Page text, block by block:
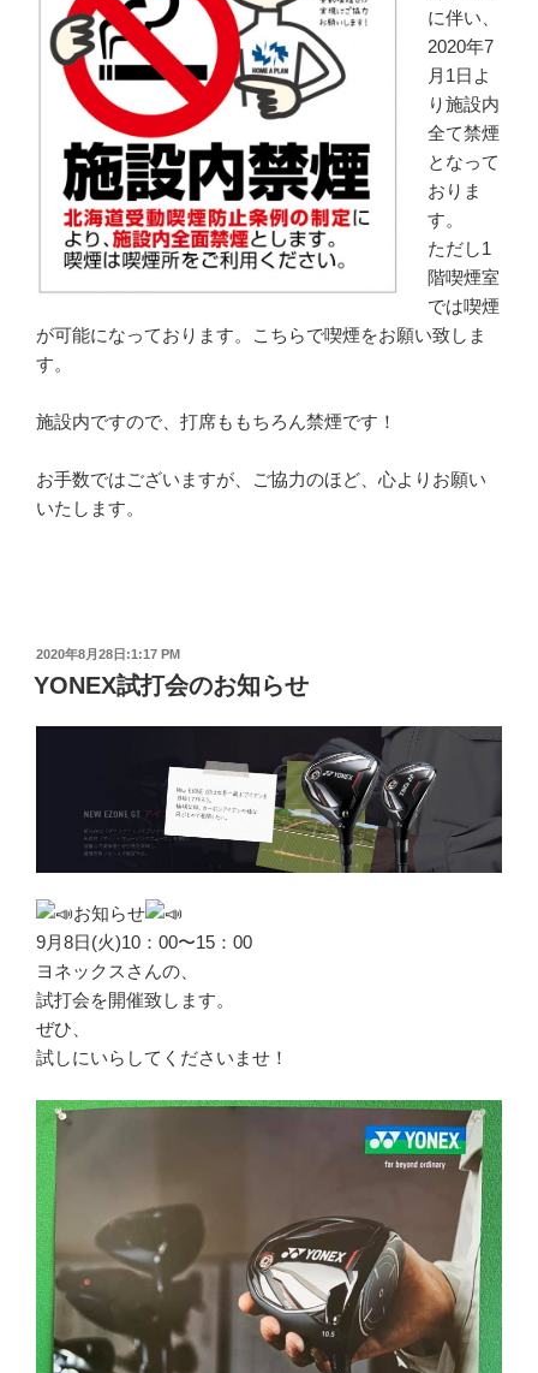
に伴い、
2020年7
月1日よ
り施設内
全て禁煙
となって
おりま
す。
ただし1
階喫煙室
では喫煙
が可能になっております。こちらで喫煙をお願い致しま
す。
施設内ですので、打席ももちろん禁煙です！
お手数ではございますが、ご協力のほど、心よりお願い
いたします。
投
稿
日:
2020年8月28日:1:17 PM
YONEX試打会のお知らせ
お知らせ
9月8日(火)10：00〜15：00
ヨネックスさんの、
試打会を開催致します。
ぜひ、
試しにいらしてくださいませ！